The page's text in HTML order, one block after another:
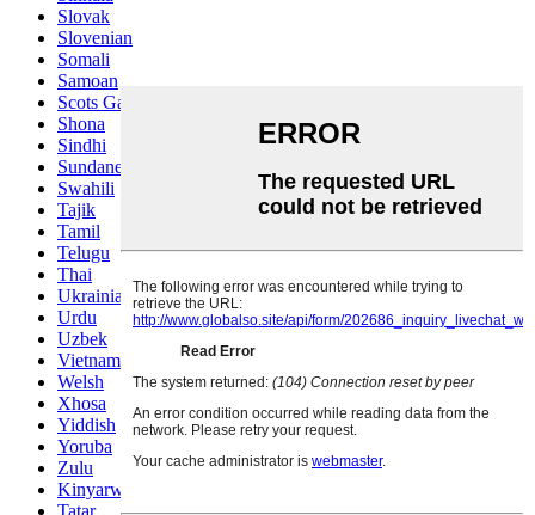
Slovak
Slovenian
Somali
Samoan
Scots Gaelic
Shona
Sindhi
Sundanese
Swahili
Tajik
Tamil
Telugu
Thai
Ukrainian
Urdu
Uzbek
Vietnamese
Welsh
Xhosa
Yiddish
Yoruba
Zulu
Kinyarwanda